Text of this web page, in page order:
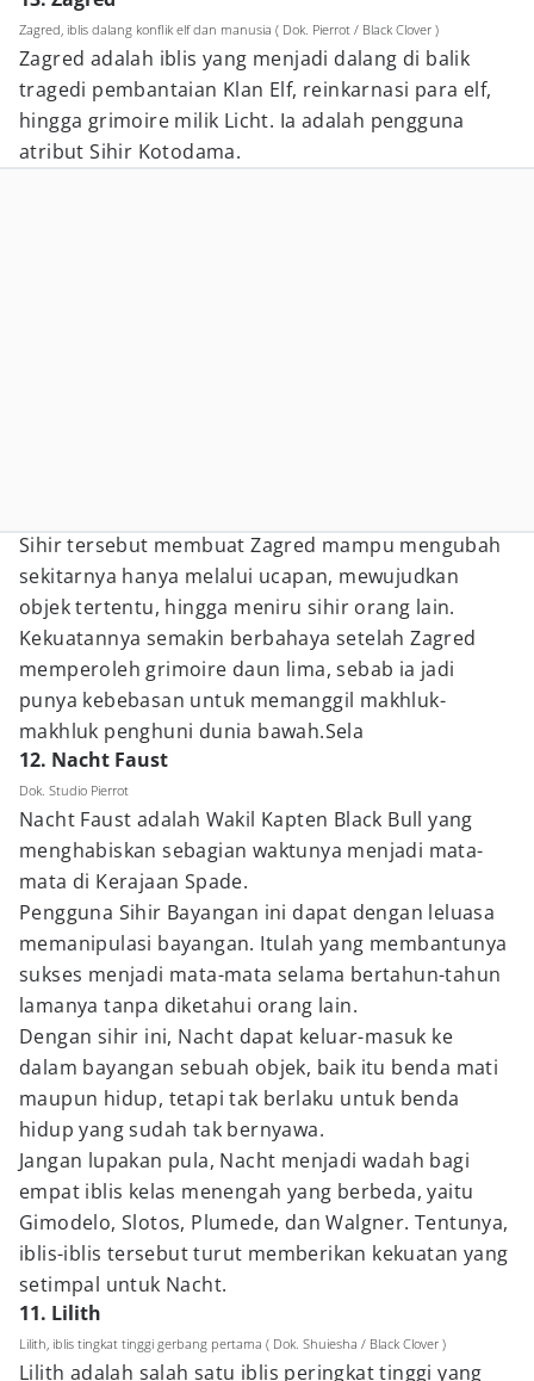
Zagred, iblis dalang konflik elf dan manusia ( Dok. Pierrot / Black Clover )
Zagred adalah iblis yang menjadi dalang di balik
tragedi pembantaian Klan Elf, reinkarnasi para elf,
hingga grimoire milik Licht. Ia adalah pengguna
atribut Sihir Kotodama.
Sihir tersebut membuat Zagred mampu mengubah
sekitarnya hanya melalui ucapan, mewujudkan
objek tertentu, hingga meniru sihir orang lain.
Kekuatannya semakin berbahaya setelah Zagred
memperoleh grimoire daun lima, sebab ia jadi
punya kebebasan untuk memanggil makhluk-
makhluk penghuni dunia bawah.Sela
12. Nacht Faust
Dok. Studio Pierrot
Nacht Faust adalah Wakil Kapten Black Bull yang
menghabiskan sebagian waktunya menjadi mata-
mata di Kerajaan Spade.
Pengguna Sihir Bayangan ini dapat dengan leluasa
memanipulasi bayangan. Itulah yang membantunya
sukses menjadi mata-mata selama bertahun-tahun
lamanya tanpa diketahui orang lain.
Dengan sihir ini, Nacht dapat keluar-masuk ke
dalam bayangan sebuah objek, baik itu benda mati
maupun hidup, tetapi tak berlaku untuk benda
hidup yang sudah tak bernyawa.
Jangan lupakan pula, Nacht menjadi wadah bagi
empat iblis kelas menengah yang berbeda, yaitu
Gimodelo, Slotos, Plumede, dan Walgner. Tentunya,
iblis-iblis tersebut turut memberikan kekuatan yang
setimpal untuk Nacht.
11. Lilith
Lilith, iblis tingkat tinggi gerbang pertama ( Dok. Shuiesha / Black Clover )
Lilith adalah salah satu iblis peringkat tinggi yang